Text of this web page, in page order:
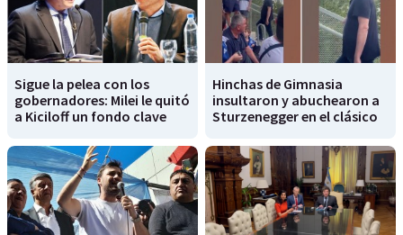
Sigue la pelea con los
gobernadores: Milei le quitó
a Kiciloff un fondo clave
Hinchas de Gimnasia
insultaron y abuchearon a
Sturzenegger en el clásico